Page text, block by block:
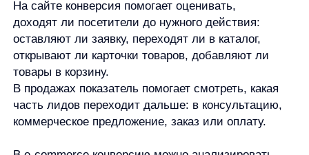
до и после изменений, если условия сравнения
понятны.
Высокая конверсия не всегда означает высокую
прибыль. Например, можно получить высокий
процент заявок, но низкое качество лидов. Или
продавать товар с небольшой маржинальностью.
Поэтому конверсию важно смотреть вместе
с другими показателями: количеством заказов,
выручкой, средним чеком, стоимостью